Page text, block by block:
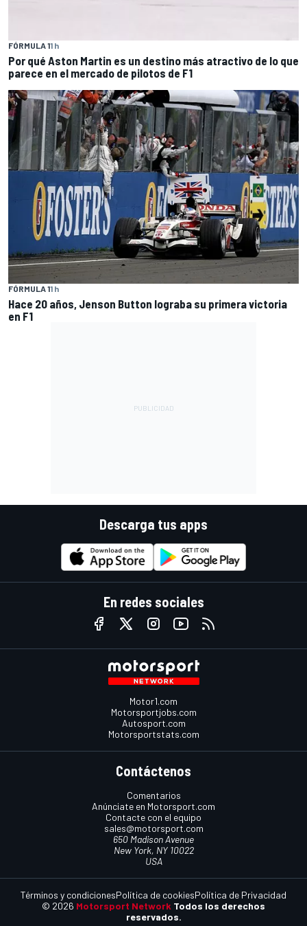
FÓRMULA 11 h
Por qué Aston Martin es un destino más atractivo de lo que
parece en el mercado de pilotos de F1
FÓRMULA 11 h
Hace 20 años, Jenson Button lograba su primera victoria
en F1
Descarga tus apps
En redes sociales
Motor1.com
Motorsportjobs.com
Autosport.com
Motorsportstats.com
Contáctenos
Comentarios
Anúnciate en Motorsport.com
Contacte con el equipo
sales@motorsport.com
650 Madison Avenue
New York, NY 10022
USA
© 2026 Motorsport Network Todos los derechos
reservados.
Términos y condicionesPolítica de cookiesPolítica de Privacidad